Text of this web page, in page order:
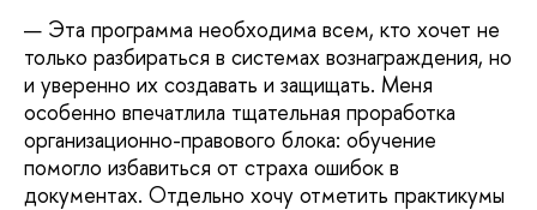
Эта программа необходима всем, кто хочет не
только разбираться в системах вознаграждения, но
и уверенно их создавать и защищать. Меня
особенно впечатлила тщательная проработка
организационно-правового блока: обучение
помогло избавиться от страха ошибок в
документах. Отдельно хочу отметить практикумы